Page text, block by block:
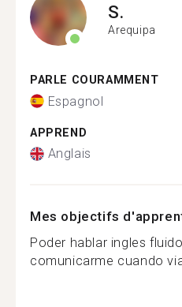
S.
Arequipa
PARLE COURAMMENT
Espagnol
APPREND
Anglais
Mes objectifs
Poder hablar ingles
comunicarme cuando